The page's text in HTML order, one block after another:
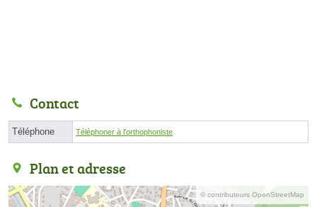
Contact
Téléphone Téléphoner à l'orthophoniste
Plan et adresse
© contributeurs OpenStreetMap